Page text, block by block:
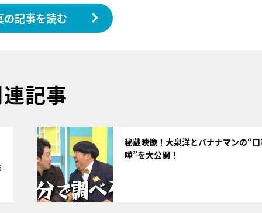
の記事を読む
記事
秘蔵映像！大泉洋とバナナマンの“
嘩”を大公開！